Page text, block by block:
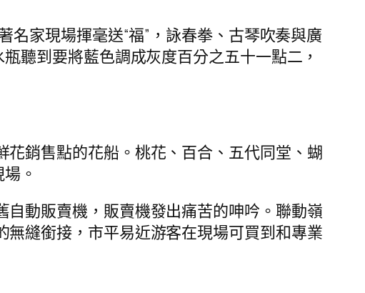
名家現場揮毫送“福”，詠春拳、古琴吹奏與廣
聽到要將藍色調成灰度百分之五十一點二，
銷售點的花船。桃花、百合、五代同堂、蝴
。
動販賣機，販賣機發出痛苦的呻吟。聯動嶺
縫銜接，市平易近游客在現場可買到和專業